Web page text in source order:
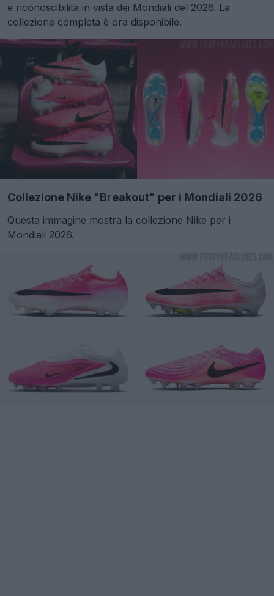
e riconoscibilità in vista dei Mondiali del 2026. La
collezione completa è ora disponibile.
Collezione Nike "Breakout" per i Mondiali 2026
Questa immagine mostra la collezione Nike per i
Mondiali 2026.